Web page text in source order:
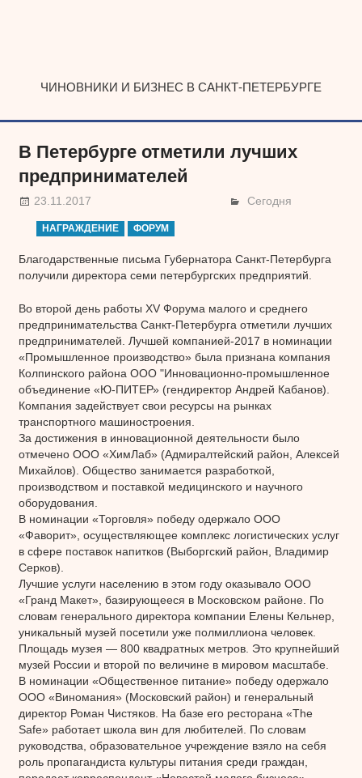
ЧИНОВНИКИ И БИЗНЕС В САНКТ-ПЕТЕРБУРГЕ
В Петербурге отметили лучших
предпринимателей
23.11.2017 Сегодня
НАГРАЖДЕНИЕ ФОРУМ
Благодарственные письма Губернатора Санкт-Петербурга
получили директора семи петербургских предприятий.
Во второй день работы XV Форума малого и среднего
предпринимательства Санкт-Петербурга отметили лучших
предпринимателей. Лучшей компанией-2017 в номинации
«Промышленное производство» была признана компания
Колпинского района ООО "Инновационно-промышленное
объединение «Ю-ПИТЕР» (гендиректор Андрей Кабанов).
Компания задействует свои ресурсы на рынках
транспортного машиностроения.
За достижения в инновационной деятельности было
отмечено ООО «ХимЛаб» (Адмиралтейский район, Алексей
Михайлов). Общество занимается разработкой,
производством и поставкой медицинского и научного
оборудования.
В номинации «Торговля» победу одержало ООО
«Фаворит», осуществляющее комплекс логистических услуг
в сфере поставок напитков (Выборгский район, Владимир
Серков).
Лучшие услуги населению в этом году оказывало ООО
«Гранд Макет», базирующееся в Московском районе. По
словам генерального директора компании Елены Кельнер,
уникальный музей посетили уже полмиллиона человек.
Площадь музея — 800 квадратных метров. Это крупнейший
музей России и второй по величине в мировом масштабе.
В номинации «Общественное питание» победу одержало
ООО «Виномания» (Московский район) и генеральный
директор Роман Чистяков. На базе его ресторана «The
Safe» работает школа вин для любителей. По словам
руководства, образовательное учреждение взяло на себя
роль пропагандиста культуры питания среди граждан,